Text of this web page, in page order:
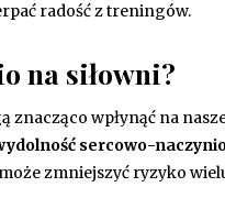
radość z treningów.
na siłowni?
wpłynąć na
sercowo-
zmniejszyć ryzyko